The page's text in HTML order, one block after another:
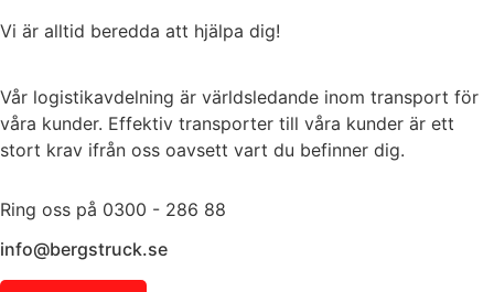
Vi är alltid beredda att hjälpa dig!
Vår logistikavdelning är världsledande inom transport för
våra kunder. Effektiv transporter till våra kunder är ett
stort krav ifrån oss oavsett vart du befinner dig.
Ring oss på 0300 - 286 88
info@bergstruck.se